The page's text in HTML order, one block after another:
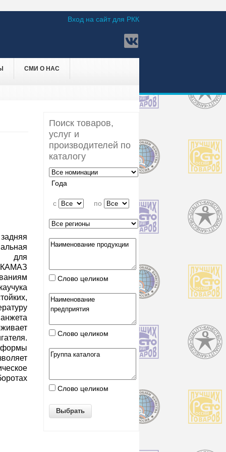
Вход на сайт для РКК
СМИ О НАС
для
Поиск товаров,
услуг и
производителей по
каталогу
Года
c по
Слово целиком
Слово целиком
Слово целиком